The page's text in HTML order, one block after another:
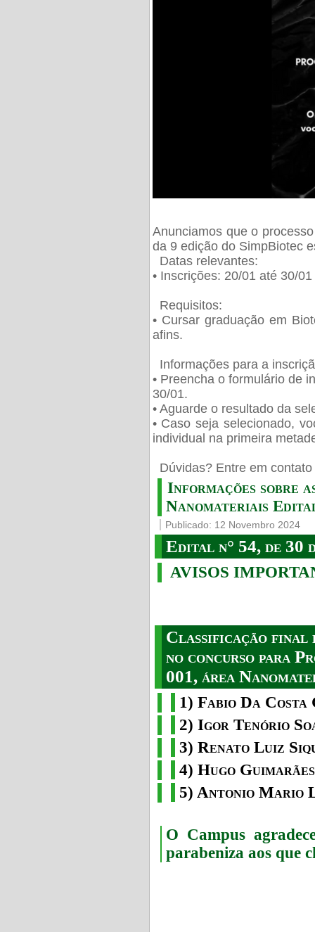
Anunciamos que o
da 9 edição do SimpBiotec
Datas relevantes:
• Inscrições: 20/01 até 30/01
Requisitos:
• Cursar graduação em
afins.
Informações para a
• Preencha o formulário de
30/01.
• Aguarde o resultado da
• Caso seja selecionado,
individual na primeira
Dúvidas? Entre em
Informações sobre
Nanomateriais
Publicado: 12 Novembro 2024
Edital n° 54, de 30
AVISOS
Classificação final
no concurso para
001, área
1) Fabio Da
2) Igor Tenório
3) Renato Luiz
4) Hugo
5) Antonio Mario
O Campus
parabeniza aos que